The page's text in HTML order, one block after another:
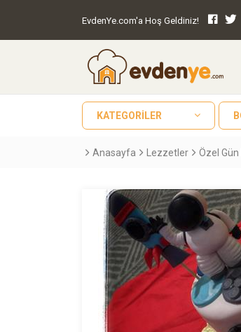
EvdenYe.com'a Hoş Geldiniz!
KATEGORILER
Anasayfa Lezzetler Özel Gün